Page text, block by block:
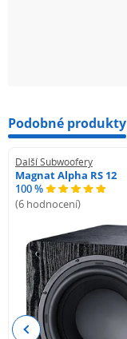
Podobné produkty
Další Subwoofery
Magnat Alpha RS 12
100 %
(6 hodnocení)
Previous